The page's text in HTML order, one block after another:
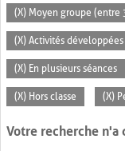
(X) Moyen groupe (entre
(X) Activités
(X) En plusieurs séances
(X) Hors classe (X)
Votre recherche n'a